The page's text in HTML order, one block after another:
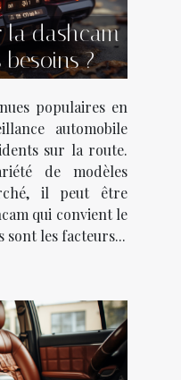
la dashcam
?
populaires en
automobile
sur la route.
de modèles
il peut être
qui convient le
sont les facteurs...